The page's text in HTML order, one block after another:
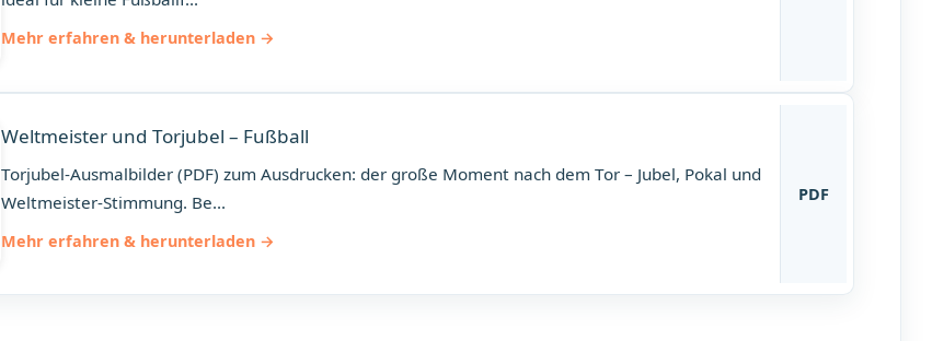
Mehr erfahren & herunterladen
Weltmeister und Torjubel – Fußball
Torjubel-Ausmalbilder (PDF) zum Ausdrucken: der große Moment nach dem Tor – Jubel, Pokal und
Weltmeister-Stimmung. Be...
Mehr erfahren & herunterladen
PDF